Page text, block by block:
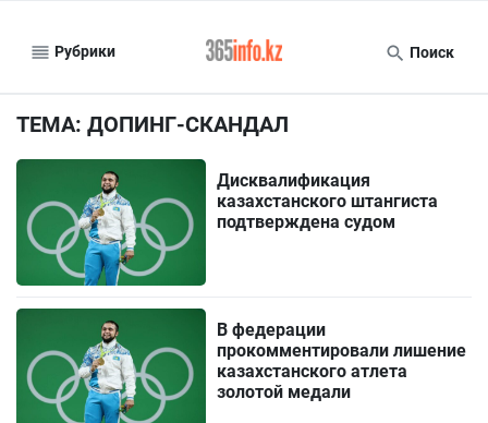
Рубрики Поиск
ТЕМА: ДОПИНГ-СКАНДАЛ
Дисквалификация
казахстанского штангиста
подтверждена судом
В федерации
прокомментировали лишение
казахстанского атлета
золотой медали